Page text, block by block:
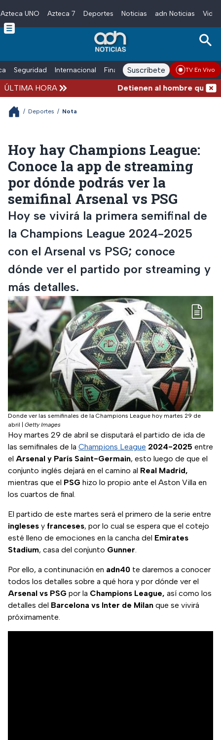
Skip to main content
Azteca UNO Azteca 7 Deportes Noticias adn Noticias
Seguridad Internacional Finanzas adn Noticias Radio
Suscríbete TV En Vivo
ÚLTIMA HORA Detienen al hombre que
/ Deportes / Nota
Hoy hay Champions League:
Conoce la app de streaming
por dónde podrás ver la
semifinal Arsenal vs PSG
Hoy se vivirá la primera semifinal de
la Champions League 2024-2025
con el Arsenal vs PSG; conoce
dónde ver el partido por streaming y
más detalles.
Donde ver las semifinales de la Champions League hoy martes 29 de
abril
Getty Images
Hoy martes 29 de abril se disputará el partido de ida de
las semifinales de la Champions League 2024-2025 entre
el Arsenal y París Saint-Germain, esto luego de que el
conjunto inglés dejará en el camino al Real Madrid,
mientras que el PSG hizo lo propio ante el Aston Villa en
los cuartos de final.
El partido de este martes será el primero de la serie entre
ingleses y franceses, por lo cual se espera que el cotejo
esté lleno de emociones en la cancha del Emirates
Stadium, casa del conjunto Gunner.
Por ello, a continunación en adn40 te daremos a conocer
todos los detalles sobre a qué hora y por dónde ver el
Arsenal vs PSG por la Champions League, así como los
detalles del Barcelona vs Inter de Milan que se vivirá
próximamente.